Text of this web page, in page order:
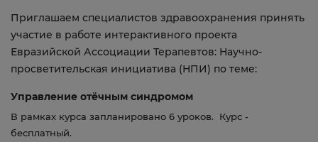
Приглашаем специалистов здравоохранения принять
участие в работе интерактивного проекта
Евразийской Ассоциации Терапевтов: Научно-
просветительская инициатива (НПИ) по теме:
Управление отёчным синдромом
В рамках курса запланировано 6 уроков. Курс -
бесплатный.